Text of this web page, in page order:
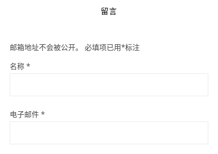
留言
邮箱地址不会被公开。 必填项已用*标注
名称 *
电子邮件 *